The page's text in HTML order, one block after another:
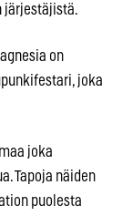
järjestäjistä.
on
joka
joka
Tapoja näiden
puolesta